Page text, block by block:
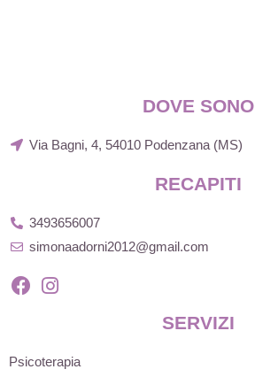
DOVE SONO
Via Bagni, 4, 54010 Podenzana (MS)
RECAPITI
3493656007
simonaadorni2012@gmail.com
SERVIZI
Psicoterapia